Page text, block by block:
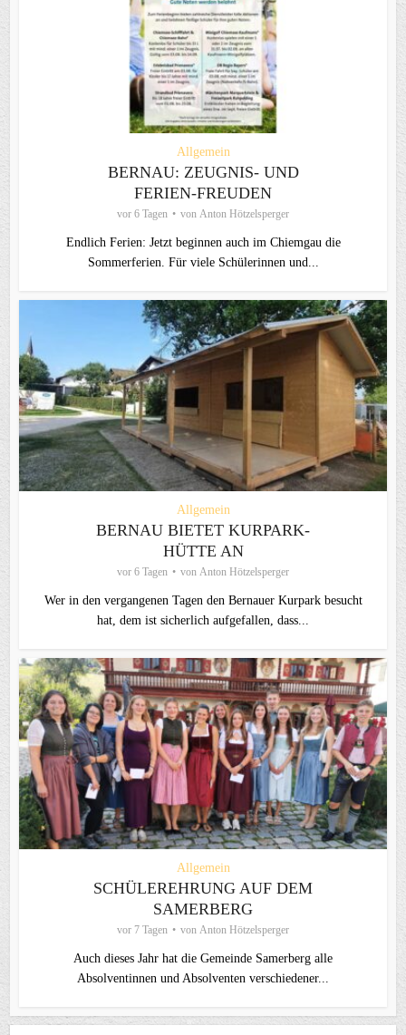
Allgemein
BERNAU: ZEUGNIS- UND
FERIEN-FREUDEN
vor 6 Tagen von Anton Hötzelsperger
Endlich Ferien: Jetzt beginnen auch im Chiemgau die
Sommerferien. Für viele Schülerinnen und...
Allgemein
BERNAU BIETET KURPARK-
HÜTTE AN
vor 6 Tagen von Anton Hötzelsperger
Wer in den vergangenen Tagen den Bernauer Kurpark besucht
hat, dem ist sicherlich aufgefallen, dass...
Allgemein
SCHÜLEREHRUNG AUF DEM
SAMERBERG
vor 7 Tagen von Anton Hötzelsperger
Auch dieses Jahr hat die Gemeinde Samerberg alle
Absolventinnen und Absolventen verschiedener...